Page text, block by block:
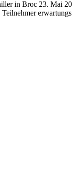
in Broc 23. Mai
Teil­nehmer